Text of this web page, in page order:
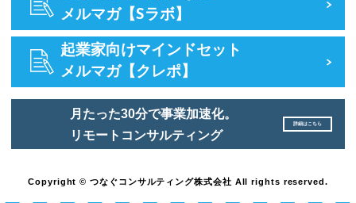
メルマガ【Sラボ】
起業家向けマインドセット
メルマガ【クレポ】
月たった30分で事業加速化。
リモートコンサルティング
詳細はこちら
Copyright © つなぐコンサルティング株式会社 All rights reserved.